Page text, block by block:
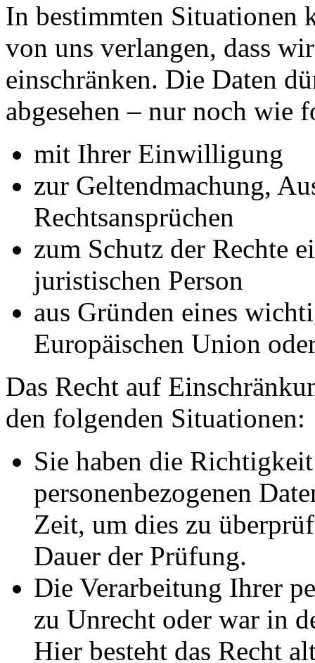
In bestimmten Situationen
von uns verlangen, dass
einschränken. Die Daten
abgesehen – nur noch wie
mit Ihrer Einwilligung
zur Geltendmachung,
Rechtsansprüchen
zum Schutz der Rechte
juristischen Person
aus Gründen eines
Europäischen Union
Das Recht auf
den folgenden Situationen:
Sie haben die
personenbezogenen
Zeit, um dies zu
Dauer der Prüfung.
Die Verarbeitung Ihrer
zu Unrecht oder war in
Hier besteht das Recht